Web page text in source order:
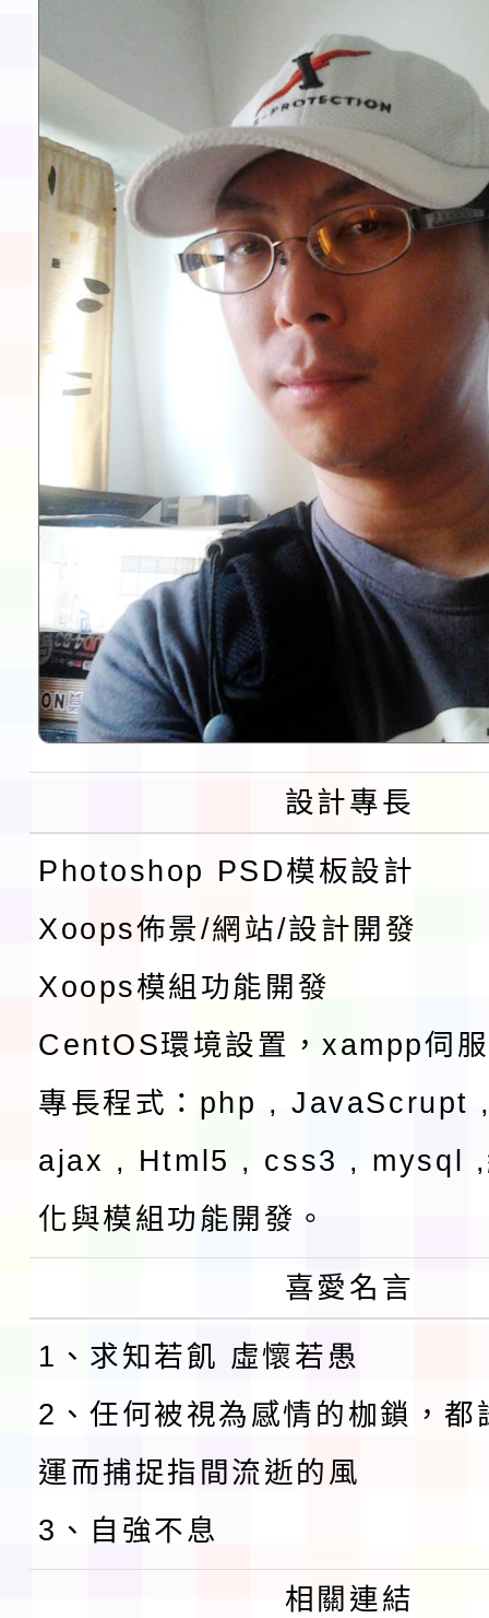
展演活動實施計畫」
請一案
設計專長
Photoshop PSD模板設計
Xoops佈景/網站/設計開發
Xoops模組功能開發
CentOS環境設置，xampp伺
專長程式：php , JavaScrupt
ajax , Html5 , css3 , mysql ,
化與模組功能開發。
喜愛名言
1、求知若飢 虛懷若愚
2、任何被視為感情的枷鎖，都
運而捕捉指間流逝的風
3、自強不息
相關連結